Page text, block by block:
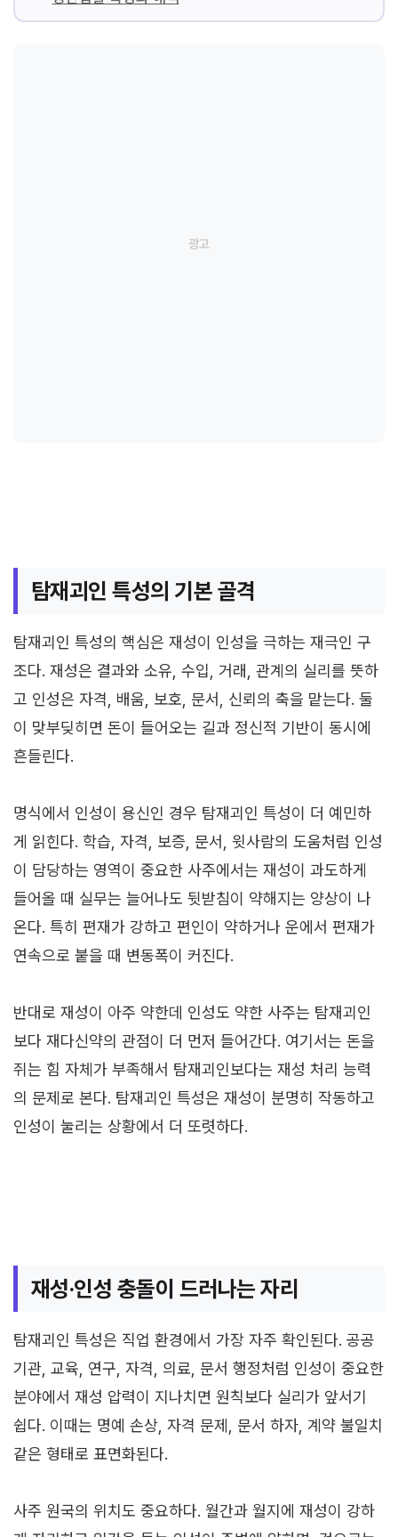
탐재괴인 특성의 기본 골격
탐재괴인 특성의 핵심은 재성이 인성을 극하는 재극인 구
조다. 재성은 결과와 소유, 수입, 거래, 관계의 실리를 뜻하
고 인성은 자격, 배움, 보호, 문서, 신뢰의 축을 맡는다. 둘
이 맞부딪히면 돈이 들어오는 길과 정신적 기반이 동시에
흔들린다.
명식에서 인성이 용신인 경우 탐재괴인 특성이 더 예민하
게 읽힌다. 학습, 자격, 보증, 문서, 윗사람의 도움처럼 인성
이 담당하는 영역이 중요한 사주에서는 재성이 과도하게
들어올 때 실무는 늘어나도 뒷받침이 약해지는 양상이 나
온다. 특히 편재가 강하고 편인이 약하거나 운에서 편재가
연속으로 붙을 때 변동폭이 커진다.
반대로 재성이 아주 약한데 인성도 약한 사주는 탐재괴인
보다 재다신약의 관점이 더 먼저 들어간다. 여기서는 돈을
쥐는 힘 자체가 부족해서 탐재괴인보다는 재성 처리 능력
의 문제로 본다. 탐재괴인 특성은 재성이 분명히 작동하고
인성이 눌리는 상황에서 더 또렷하다.
재성·인성 충돌이 드러나는 자리
탐재괴인 특성은 직업 환경에서 가장 자주 확인된다. 공공
기관, 교육, 연구, 자격, 의료, 문서 행정처럼 인성이 중요한
분야에서 재성 압력이 지나치면 원칙보다 실리가 앞서기
쉽다. 이때는 명예 손상, 자격 문제, 문서 하자, 계약 불일치
같은 형태로 표면화된다.
사주 원국의 위치도 중요하다. 월간과 월지에 재성이 강하